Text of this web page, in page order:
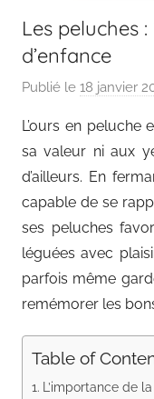
Les peluches
d’enfance
Publié le 18 janvier
L’ours en
sa valeur ni aux
d’ailleurs. En
capable de se
ses peluches
léguées avec
parfois même
remémorer les
Table of
L’importance de